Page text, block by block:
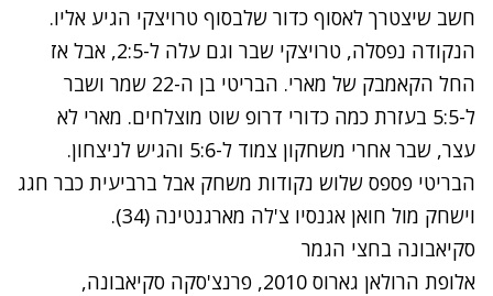
חשב שיצטרך לאסוף כדור שלבסוף טרויצקי הגיע אליו.
הנקודה נפסלה, טרויצקי שבר וגם עלה ל-2:5, אבל אז
החל הקאמבק של מארי. הבריטי בן ה-22 שמר ושבר
ל-5:5 בעזרת כמה כדורי דרופ שוט מוצלחים. מארי לא
עצר, שבר אחרי משחקון צמוד ל-5:6 והגיש לניצחון.
הבריטי פספס שלוש נקודות משחק אבל ברביעית כבר חגג
וישחק מול חואן אגנסיו צ'לה מארגנטינה (34).
סקיאבונה בחצי הגמר
אלופת הרולאן גארוס 2010, פרנצ'סקה סקיאבונה,